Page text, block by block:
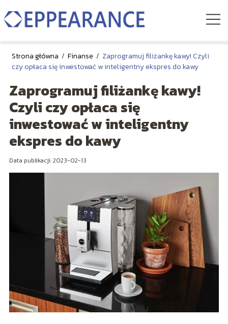
Strona główna / Finanse / Zaprogramuj filiżankę kawy! Czyli
czy opłaca się inwestować w inteligentny ekspres do kawy
Zaprogramuj filiżankę kawy!
Czyli czy opłaca się
inwestować w inteligentny
ekspres do kawy
Data publikacji: 2023-02-13